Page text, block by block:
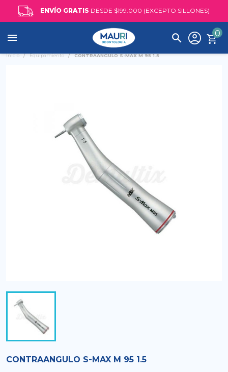
ENVÍO GRATIS DESDE $199.000 (EXCEPTO SILLONES)
 0
Inicio Equipamiento CONTRAANGULO S-MAX M 95 1.5
CONTRAANGULO S-MAX M 95 1.5